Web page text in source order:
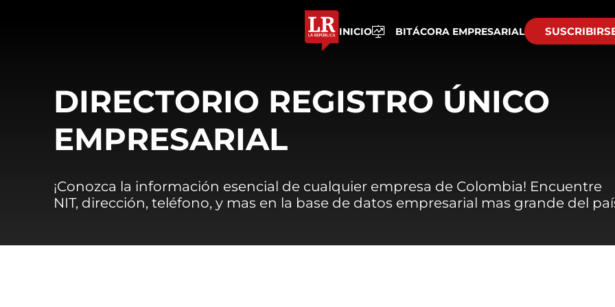
INICIO BITÁCORA EMPRESARIAL
DIRECTORIO REGISTRO ÚNICO
EMPRESARIAL
¡Conozca la información esencial de cualquier empresa de Colombia! Encuentre
NIT, dirección, teléfono, y mas en la base de datos empresarial mas grande del